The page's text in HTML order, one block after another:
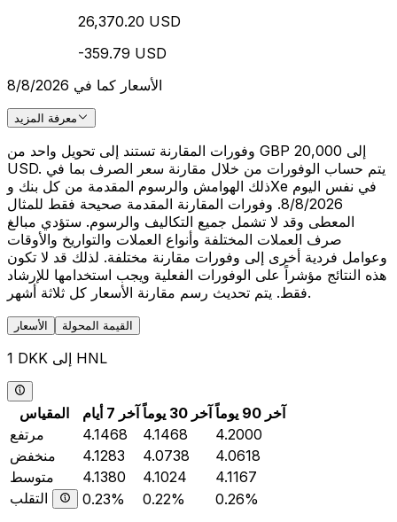
26,370.20 USD
-359.79 USD
الأسعار كما في 8/8/2026
معرفة المزيد
وفورات المقارنة تستند إلى تحويل واحد من GBP 20,000 إلى
USD. يتم حساب الوفورات من خلال مقارنة سعر الصرف بما في
ذلك الهوامش والرسوم المقدمة من كل بنك وXe في نفس اليوم
8/8/2026. وفورات المقارنة المقدمة صحيحة فقط للمثال
المعطى وقد لا تشمل جميع التكاليف والرسوم. ستؤدي مبالغ
صرف العملات المختلفة وأنواع العملات والتواريخ والأوقات
وعوامل فردية أخرى إلى وفورات مقارنة مختلفة. لذلك قد لا تكون
هذه النتائج مؤشراً على الوفورات الفعلية ويجب استخدامها للإرشاد
فقط. يتم تحديث رسم مقارنة الأسعار كل ثلاثة أشهر.
الأسعار القيمة المحولة
1 DKK إلى HNL
المقياس آخر 7 أيام آخر 30 يوماً
آخر 90 يوماً
مرتفع
4.1468 4.1468
4.2000
منخفض
4.1283 4.0738
4.0618
متوسط
4.1380 4.1024
4.1167
التقلب
0.23% 0.22% 0.26%